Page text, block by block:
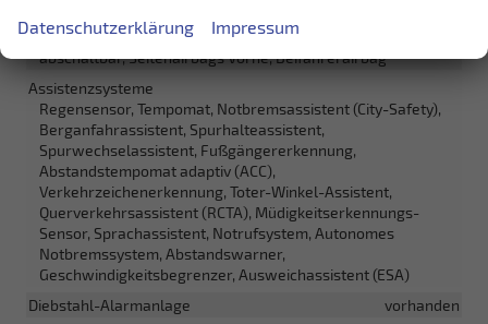
Airbag, Fenster-/Kopfairbags Vorne, Beifahrerairbag
abschaltbar, Seitenairbags Vorne, Beifahrerairbag
Assistenzsysteme
Regensensor, Tempomat, Notbremsassistent (City-Safety),
Berganfahrassistent, Spurhalteassistent,
Spurwechselassistent, Fußgängererkennung,
Abstandstempomat adaptiv (ACC),
Verkehrzeichenerkennung, Toter-Winkel-Assistent,
Querverkehrsassistent (RCTA), Müdigkeitserkennungs-
Sensor, Sprachassistent, Notrufsystem, Autonomes
Notbremssystem, Abstandswarner,
Geschwindigkeitsbegrenzer, Ausweichassistent (ESA)
Diebstahl-Alarmanlage
vorhanden
Datenschutzerklärung Impressum